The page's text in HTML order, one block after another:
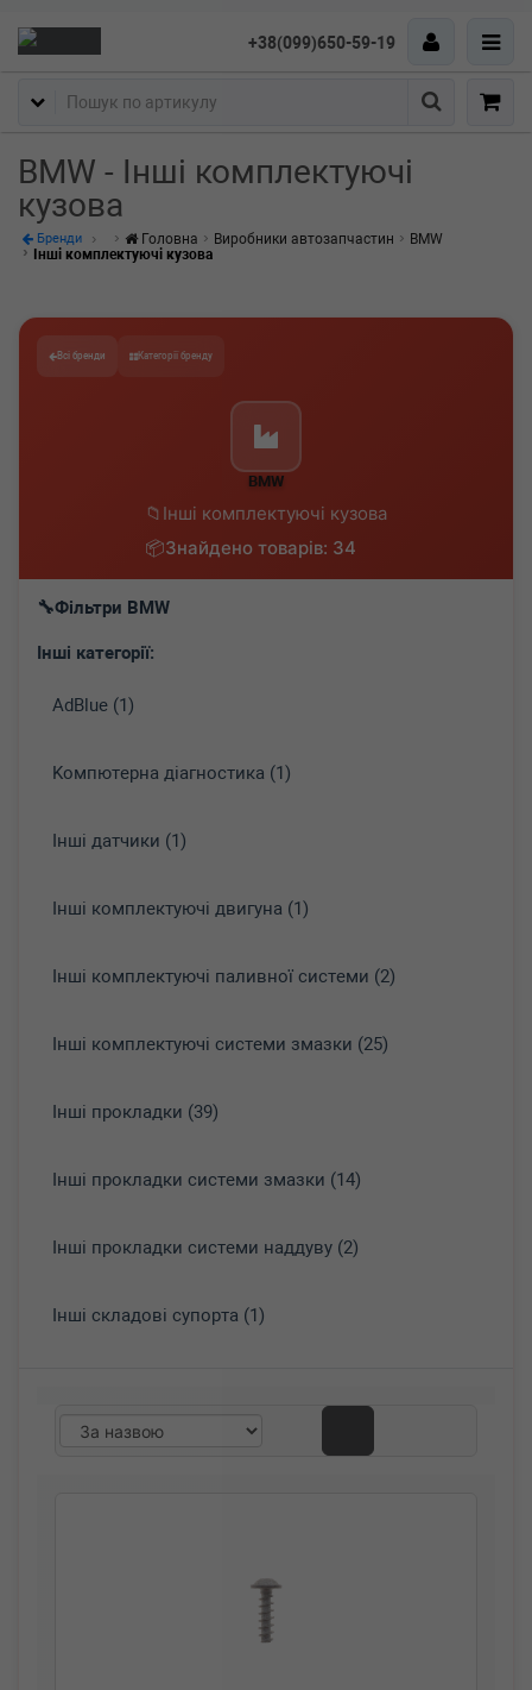
+38(099)650-59-19
Пошук
BMW - Інші комплектуючі
кузова
Бренди Головна Виробники автозапчастин
BMW
Інші комплектуючі кузова
Всі бренди Категорії бренду
BMW
Інші комплектуючі кузова
Знайдено товарів: 34
Фільтри BMW
Інші категорії:
AdBlue (1)
Koмпютepнa діaгнocтикa (1)
Інші датчики (1)
Інші комплектуючі двигуна (1)
Інші комплектуючі паливної системи (2)
Інші комплектуючі системи змазки (25)
Інші прокладки (39)
Інші прокладки системи змазки (14)
Інші прокладки системи наддуву (2)
Інші складові супорта (1)